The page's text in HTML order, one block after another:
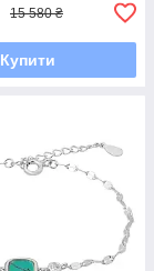
15 580 ₴
Купити